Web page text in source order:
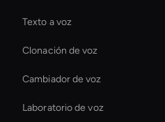
Texto a voz
Clonación de voz
Cambiador de voz
Laboratorio de voz